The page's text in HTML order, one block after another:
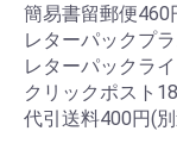
簡易書留郵便460
レターパックプ
レターパックラ
クリックポスト
代引送料400円(